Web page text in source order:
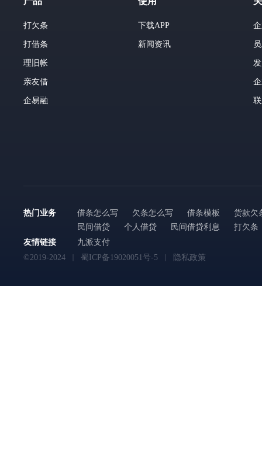
打欠条
打借条
理旧帐
亲友借
企易融
下载APP
新闻资讯
热门业务 借条怎么写 欠条怎么写 借条模板
货款欠
民间借贷
个人借贷 民间借贷利息
打欠条
友情链接
九派支付
©2019-2024
蜀ICP备19020051号-5 隐私政策